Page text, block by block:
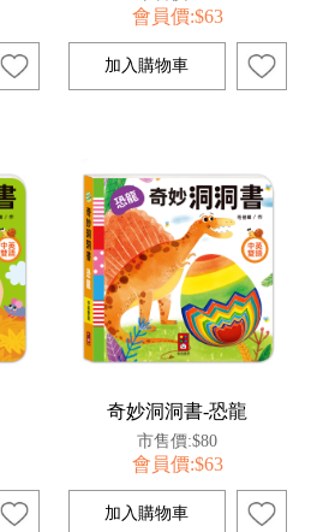
會員價:$63
奇妙洞洞書-恐龍
市售價:$80
會員價:$63